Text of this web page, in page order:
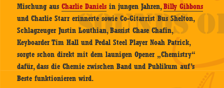
Mischung ausCharlie Daniels in jungen Jahren,Billy Gibbons
und Charlie Starr erinnerte sowie Co-Gitarrist Bus Shelton,
Schlagzeuger Justin Louthian, Bassist Chase Chafin,
Keyboarder Tim Hall und Pedal Steel Player Noah Patrick,
sorgte schon direkt mit dem launigen Opener „Chemistry“
dafür, dass die Chemie zwischen Band und Publikum auf’s
Beste funktionieren wird.